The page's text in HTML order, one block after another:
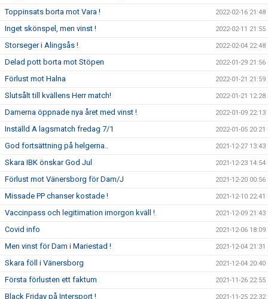
Toppinsats borta mot Vara ! 2022-02-16 21:48
Inget skönspel, men vinst ! 2022-02-11 21:55
Storseger i Alingsås ! 2022-02-04 22:48
Delad pott borta mot Stöpen 2022-01-29 21:56
Förlust mot Halna 2022-01-21 21:59
Slutsålt till kvällens Herr match! 2022-01-21 12:28
Damerna öppnade nya året med vinst ! 2022-01-09 22:13
Inställd A lagsmatch fredag 7/1 2022-01-05 20:21
God fortsättning på helgerna.. 2021-12-27 13:43
Skara IBK önskar God Jul 2021-12-23 14:54
Förlust mot Vänersborg för Dam/J 2021-12-20 00:56
Missade PP chanser kostade ! 2021-12-10 22:41
Vaccinpass och legitimation imorgon kväll ! 2021-12-09 21:43
Covid info 2021-12-06 18:09
Men vinst för Dam i Mariestad ! 2021-12-04 21:31
Skara föll i Vänersborg 2021-12-04 20:40
Första förlusten ett faktum 2021-11-26 22:55
Black Friday på Intersport ! 2021-11-25 22:32